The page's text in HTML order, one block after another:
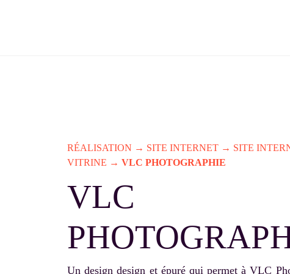
RÉALISATION → SITE INTERNET → SITE
VITRINE → VLC PHOTOGRAPHIE
VLC
Un design design et épuré qui permet à VLC